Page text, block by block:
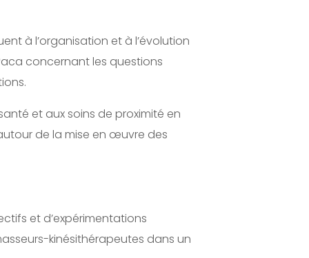
à l’organisation et à l’évolution
concernant les questions
et aux soins de proximité en
de la mise en œuvre des
et d’expérimentations
kinésithérapeutes dans un